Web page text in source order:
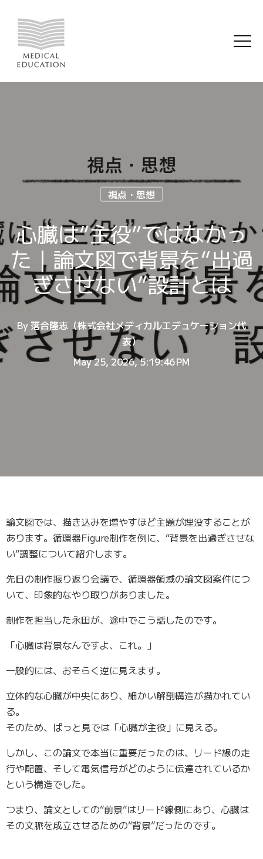
視点・思想
心臓は“主役”ではなかっ
た｜論文図で背景を“出過
ぎさせない”設計とは
By 落合隆志（株式会社メディカルエデュケーション代
表）
May 25, 2026, 5:19:46 PM
論文図では、描き込みを増やすほど主題が埋没することが
あります。循環器Figure制作を例に、“背景を出過ぎさせな
い”調整について紹介します。
先日の制作振り返り会議で、循環器領域の論文図案件につ
いて、印象的なやり取りがありました。
制作を担当した永田が、途中でこう話したのです。
「心臓は背景なんですよ、これ。」
一般的には、おそらく逆に見えます。
立体的な心臓が中央にあり、細かい解剖構造が描かれてい
る。
そのため、ぱっと見では「心臓が主役」に見える。
しかし、この論文で本当に重要だったのは、リード線の走
行や配置、そして電気信号がどのように伝達されているか
という構造でした。
つまり、論文としての“前景”はリード線側にあり、心臓は
その文脈を成立させるための“背景”だったのです。